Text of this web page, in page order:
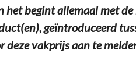
het begint allemaal met
geïntroduceerd
vakprijs aan te